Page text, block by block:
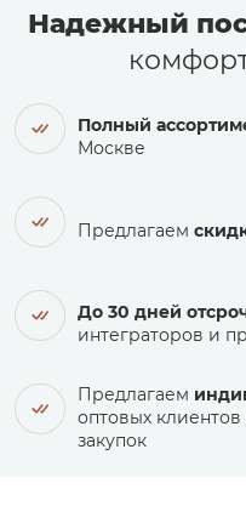
Надежный
Полный
Москве
Предлагаем
До 30 дней
интеграторов и
Предлагаем
оптовых
закупок